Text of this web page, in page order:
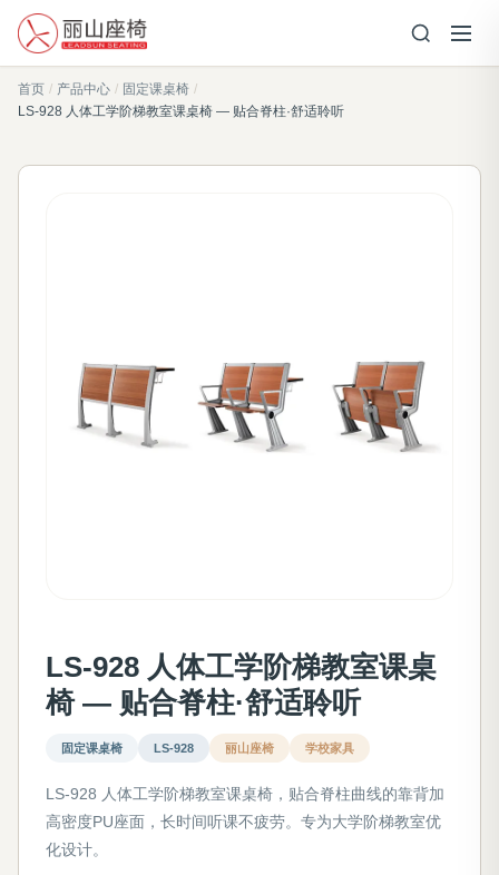
首页 / 产品中心 / 固定课桌椅 /
LS-928 人体工学阶梯教室课桌椅 — 贴合脊柱·舒适聆听
LS-928 人体工学阶梯教室课桌
椅 — 贴合脊柱·舒适聆听
固定课桌椅 LS-928 丽山座椅 学校家具
LS-928 人体工学阶梯教室课桌椅，贴合脊柱曲线的靠背加
高密度PU座面，长时间听课不疲劳。专为大学阶梯教室优
化设计。